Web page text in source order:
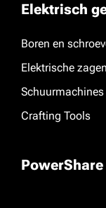
Elektrisch
Boren en
Elektrische zagen
Crafting Tools
PowerShare